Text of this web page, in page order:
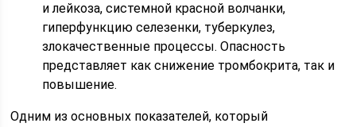
и лейкоза, системной красной волчанки,
гиперфункцию селезенки, туберкулез,
злокачественные процессы. Опасность
представляет как снижение тромбокрита, так и
повышение.
Одним из основных показателей, который